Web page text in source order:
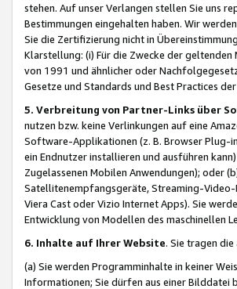
stehen. Auf unser Verlangen stellen Sie uns
Bestimmungen eingehalten haben. Wir
Sie die Zertifizierung nicht in
Klarstellung: (i) Für die Zwecke der
von 1991 und ähnlicher oder
Gesetze und Standards und Best Practices
5. Verbreitung von Partner-Links über
nutzen bzw. keine Verlinkungen auf eine
Software-Applikationen (z. B. Browser Plug-
ein Endnutzer installieren und ausführen
Zugelassenen Mobilen Anwendungen); oder
Satellitenempfangsgeräte, Streaming-Video-
Viera Cast oder Vizio Internet Apps). Sie
Entwicklung von Modellen des maschinellen
6. Inhalte auf Ihrer Website. Sie tragen
(a) Sie werden Programminhalte in keiner
Informationen; Sie dürfen aus einer Bilddatei